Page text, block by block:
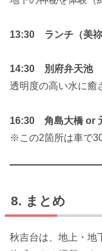
13:30 ランチ（美祢
14:30 別府弁天池
透明度の高い水に癒
16:30 角島大橋 or
※この2箇所は車で
まとめ
秋吉台は、地上・地